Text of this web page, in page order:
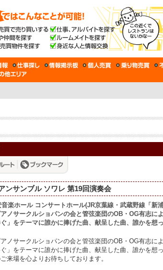
ンサンブル ソワレ 第19回演奏会
楽ホール コンサートホール(JR京葉線・武蔵野線「新
ノサークルショパンの会と管弦楽団のOB・OG有志に
」をテーマに誰かに捧げた曲、献呈した曲、誰かを想
ノサークルショパンの会と管弦楽団のOB・OG有志に
」をテーマに誰かに捧げた曲、献呈した曲、誰かを
来場を心よりお待ちしております。